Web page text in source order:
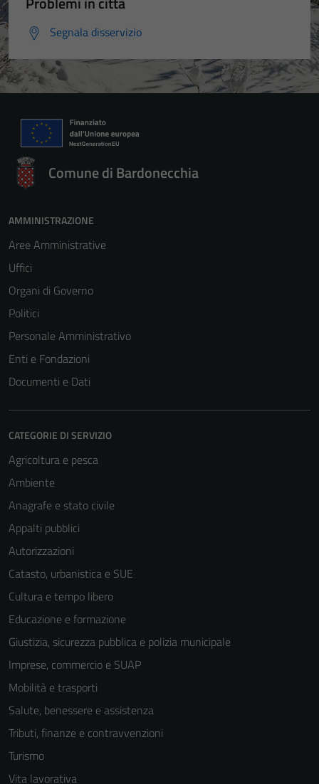
Segnala disservizio
Comune di Bardonecchia
AMMINISTRAZIONE
Aree Amministrative
Uffici
Organi di Governo
Politici
Personale Amministrativo
Enti e Fondazioni
Documenti e Dati
CATEGORIE DI SERVIZIO
Agricoltura e pesca
Ambiente
Anagrafe e stato civile
Appalti pubblici
Autorizzazioni
Catasto, urbanistica e SUE
Cultura e tempo libero
Educazione e formazione
Giustizia, sicurezza pubblica e polizia municipale
Imprese, commercio e SUAP
Mobilità e trasporti
Salute, benessere e assistenza
Tributi, finanze e contravvenzioni
Turismo
Vita lavorativa